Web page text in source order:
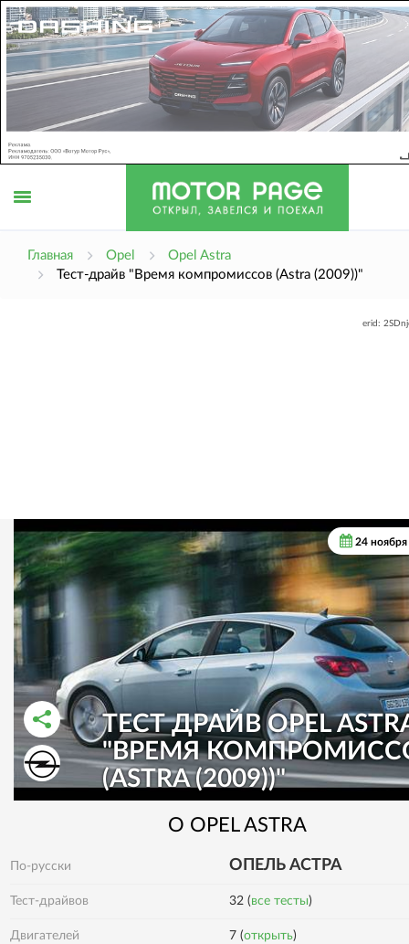
Главная Opel
Opel Astra
Тест-драйв "Время компромиссов (Astra (2009))"
erid:
ТЕСТ ДРАЙВ OPEL
"ВРЕМЯ
(ASTRA (2009))"
24
РАССКАЗАТЬ ВО ВКОНТАКТЕ
РАССКАЗАТЬ В ОДНОКЛАССНИКАХ
О OPELASTRA
По-русски ОПЕЛЬ АСТРА
Тест-драйвов 32 (все тесты)
Двигателей 7 (открыть)